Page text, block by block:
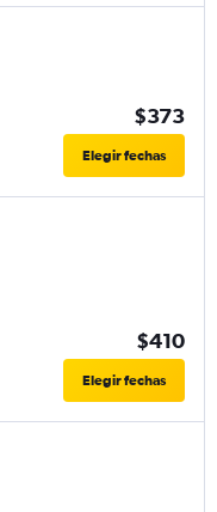
$373
Elegir fechas
$410
Elegir fechas